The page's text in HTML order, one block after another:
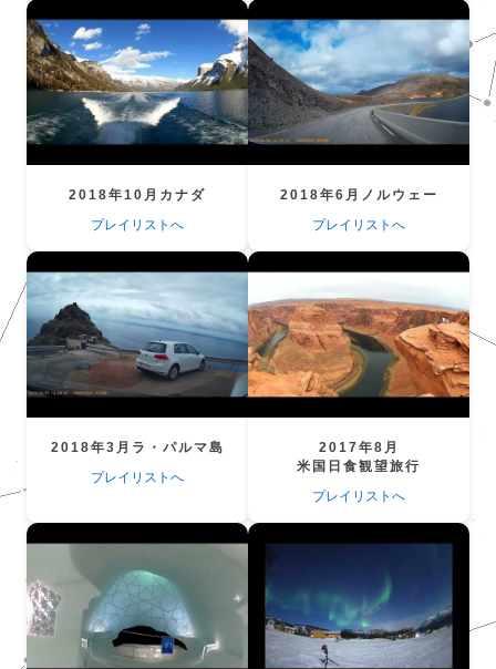
2018年10月カナダ
プレイリストへ
2018年6月ノルウェー
プレイリストへ
2018年3月ラ・パルマ島
プレイリストへ
2017年8月
米国日食観望旅行
プレイリストへ